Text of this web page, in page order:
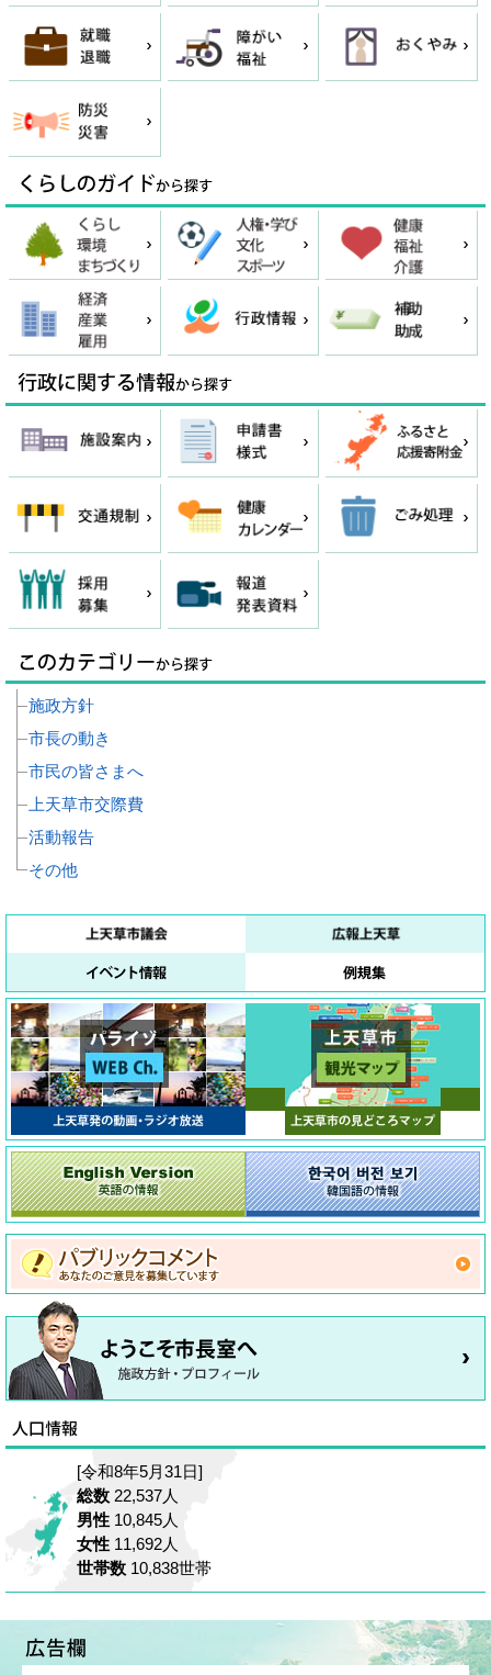
施政方針
市長の動き
市民の皆さまへ
上天草市交際費
活動報告
その他
[令和8年5月31日]
総数 22,537人
男性 10,845人
女性 11,692人
世帯数 10,838世帯